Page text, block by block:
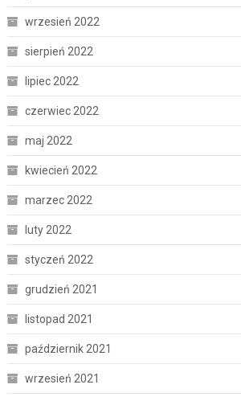
wrzesień 2022
sierpień 2022
lipiec 2022
czerwiec 2022
maj 2022
kwiecień 2022
marzec 2022
luty 2022
styczeń 2022
grudzień 2021
listopad 2021
październik 2021
wrzesień 2021